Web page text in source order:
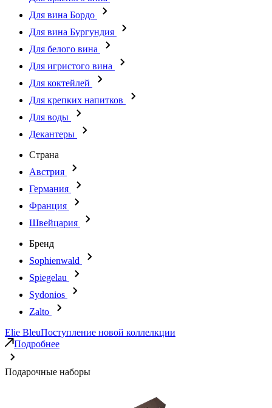
Для вина Бордо
Для вина Бургундия
Для белого вина
Для игристого вина
Для коктейлей
Для крепких напитков
Для воды
Декантеры
Страна
Австрия
Германия
Франция
Швейцария
Бренд
Sophienwald
Spiegelau
Sydonios
Zalto
Elie BleuПоступление новой коллелкции
Подробнее
Подарочные наборы